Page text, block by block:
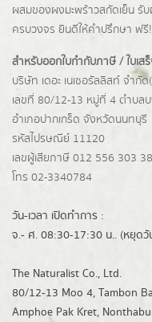
ผสมของผงมะพร้าวสกัดเย็น รั
ครบวงจร ยินดีให้คำปรึกษา ฟรี!
สำหรับออกใบกำกับภาษี / ใบเส
บริษัท เดอะ เนเชอรัลลิสท์ จำกั
เลขที่ 80/12-13 หมู่ที่ 4 ตำบล
อำเภอปากเกร็ด จังหวัดนนทบุรี
รหัสไปรษณีย์ 11120
เลขผู้เสียภาษี 012 556 303
โทร 02-3340784
วัน-เวลา เปิดทำการ :
จ.- ศ. 08:30-17:30 น.. (หยุดวั
The Naturalist Co., Ltd.
80/12-13 Moo 4, Tambon
Amphoe Pak Kret,